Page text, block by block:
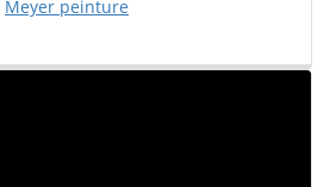
Meyer peinture